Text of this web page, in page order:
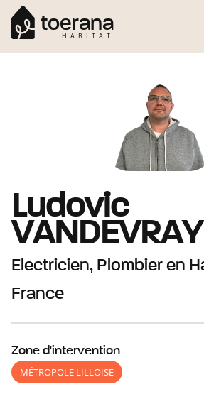
toerana
HABITAT
Ludovic
Electricien, Plombier en
France
Zone d'intervention
MÉTROPOLE LILLOISE